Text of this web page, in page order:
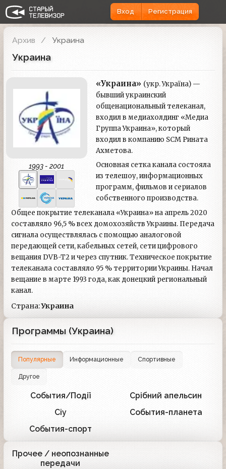
Вход Регистрация
Архив Украина
Украина
1993 - 2001
«Украина» (укр. Україна) —
бывший украинский
общенациональный телеканал,
входил в медиахолдинг «Медиа
Группа Украина», который
входил в компанию SCM Рината
Ахметова.
Основная сетка канала состояла
из телешоу, информационных
программ, фильмов и сериалов
собственного производства.
Общее покрытие телеканала «Украина» на апрель 2020
составляло 96,5 % всех домохозяйств Украины. Передача
сигнала осуществлялась с помощью аналоговой
передающей сети, кабельных сетей, сети цифрового
вещания DVB-T2 и через спутник. Техническое покрытие
телеканала составляло 95 % территории Украины. Начал
вещание в марте 1993 года, как донецкий региональный
канал.
Страна:Украина
Программы (Украина)
Популярные Информационные Спортивные
Другое
События/Події Срібний апельсин
Сіу События-планета
События-спорт
1
Прочее / неопознанные
передачи